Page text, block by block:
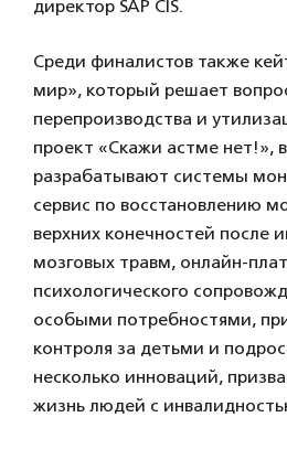
директор SAP CIS.
Среди финалистов также
мир», который решает
перепроизводства и
проект «Скажи астме нет!»,
разрабатывают системы
сервис по восстановлению
верхних конечностей после
мозговых травм, онлайн-
психологического
особыми потребностями,
контроля за детьми и
несколько инноваций,
жизнь людей с